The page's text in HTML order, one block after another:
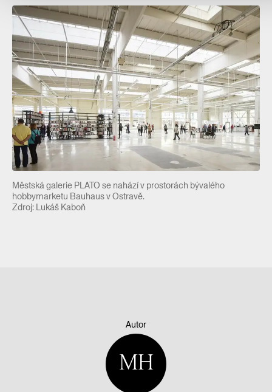
Městská galerie PLATO se nahází v prostorách bývalého
hobbymarketu Bauhaus v Ostravě.
Zdroj: Lukáš Kaboň
Autor
MH